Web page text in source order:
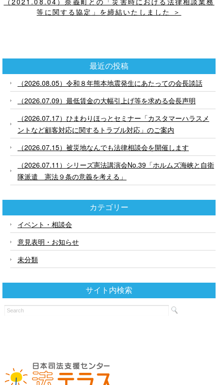
等に関する協定」を締結いたしました ＞
最近の投稿
（2026.08.05）令和８年熊本地震発生にあたっての会長談話
（2026.07.09）最低賃金の大幅引上げ等を求める会長声明
（2026.07.17）ひまわりほっとセミナー「カスタマーハラスメ
ントなど顧客対応に関するトラブル対応」のご案内
（2026.07.15）被災地なんでも法律相談会を開催します
（2026.07.11）シリーズ憲法講演会No.39「ホルムズ海峡と自衛
隊派遣 憲法９条の意義を考える」
カテゴリー
イベント・相談会
意見表明・お知らせ
未分類
サイト内検索